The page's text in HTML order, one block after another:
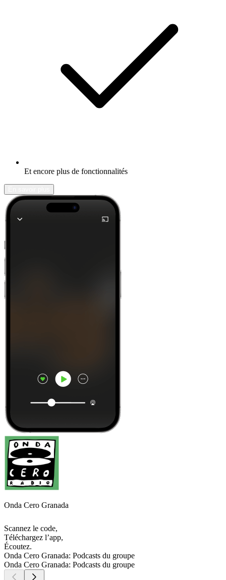
Et encore plus de fonctionnalités
Onda Cero Granada
Scannez le code,
Téléchargez l’app,
Écoutez.
Onda Cero Granada: Podcasts du groupe
Onda Cero Granada: Podcasts du groupe